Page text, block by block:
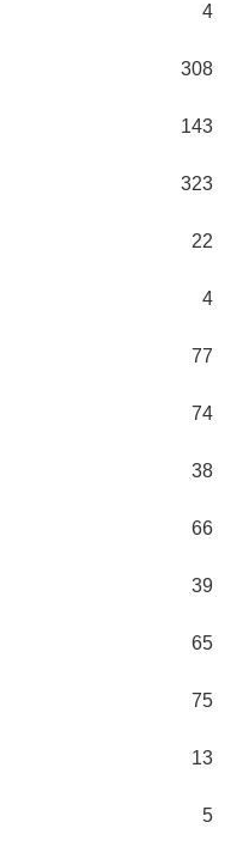
4
308
143
323
22
4
77
74
38
66
39
65
75
13
5